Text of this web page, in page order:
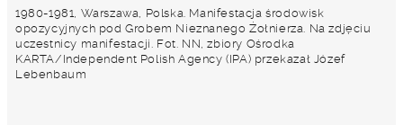
1980-1981, Warszawa, Polska. Manifestacja środowisk
opozycyjnych pod Grobem Nieznanego Żołnierza. Na zdjęciu
uczestnicy manifestacji. Fot. NN, zbiory Ośrodka
KARTA/Independent Polish Agency (IPA) przekazał Józef
Lebenbaum